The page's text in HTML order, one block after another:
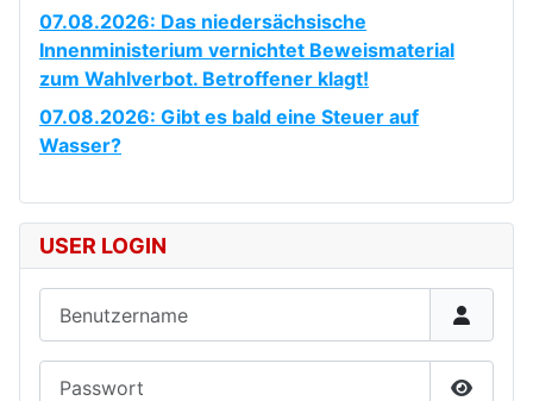
07.08.2026: Das niedersächsische
Innenministerium vernichtet Beweismaterial
zum Wahlverbot. Betroffener klagt!
07.08.2026: Gibt es bald eine Steuer auf
Wasser?
USER LOGIN